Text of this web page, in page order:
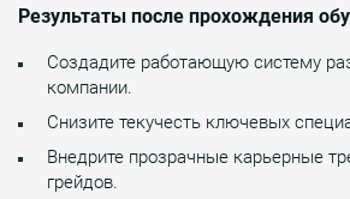
Результаты после прохождения
Создадите работающую систему
компании.
Снизите текучесть ключевых
Внедрите прозрачные карьерные
грейдов.